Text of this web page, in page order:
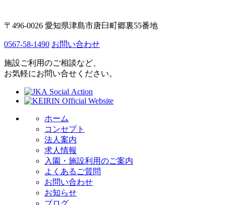
〒496-0026 愛知県津島市唐臼町郷裏55番地
0567-58-1490 お問い合わせ
施設ご利用のご相談など、
お気軽にお問い合せください。
ホーム
コンセプト
法人案内
求人情報
入園・施設利用のご案内
よくあるご質問
お問い合わせ
お知らせ